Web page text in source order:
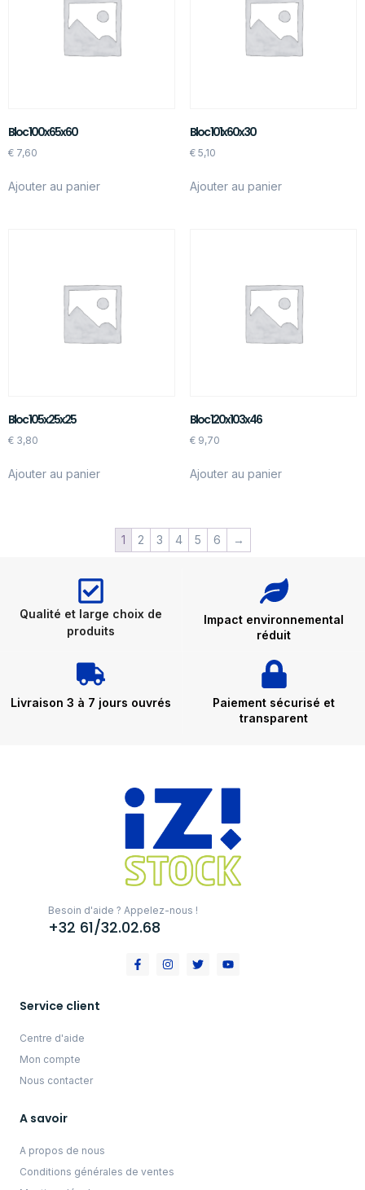
Bloc 100x65x60
€ 7,60
Ajouter au panier
Bloc 101x60x30
€5,10
Ajouter au panier
Bloc 105x25x25
€ 3,80
Ajouter au panier
Bloc 120x103x46
€9,70
Ajouter au panier
1 2 3 4 5 6 →
Qualité et large choix de
produits
Impact environnemental
réduit
Livraison 3 à 7 jours ouvrés
Paiement sécurisé et
transparent
Besoin d'aide ? Appelez-nous !
+32 61/32.02.68
Service client
Centre d'aide
Mon compte
Nous contacter
A savoir
A propos de nous
Conditions générales de ventes